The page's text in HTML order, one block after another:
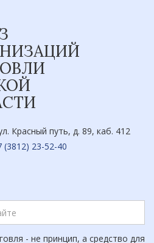
Красный путь, д. 89, каб. 412
(3812) 23-52-40
- не принцип, а средство для